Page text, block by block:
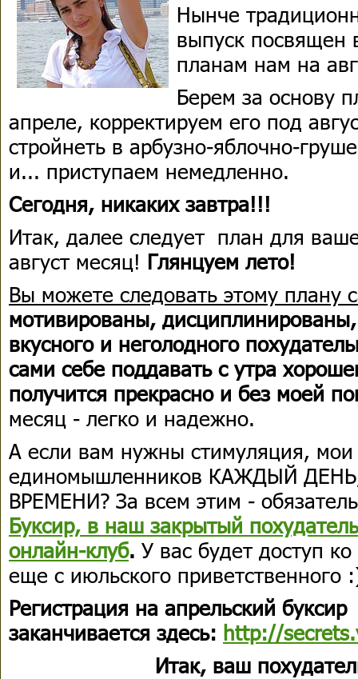
Нынче
выпуск посвящен
планам нам на
Берем за основу
апреле, корректируем его под
стройнеть в арбузно-яблочно-
и... приступаем немедленно.
Сегодня, никаких завтра!!!
Итак, далее следует план для
август месяц! Глянцуем лето!
Вы можете следовать этому плану
мотивированы, дисциплинированы,
вкусного и неголодного
сами себе поддавать с утра
получится прекрасно и без моей
месяц - легко и надежно.
А если вам нужны стимуляция,
единомышленников КАЖДЫЙ
ВРЕМЕНИ? За всем этим -
Буксир, в наш закрытый
онлайн-клуб. У вас будет доступ
еще с июльского приветственного
Регистрация на апрельский буксир
заканчивается здесь: http://
Итак, ваш